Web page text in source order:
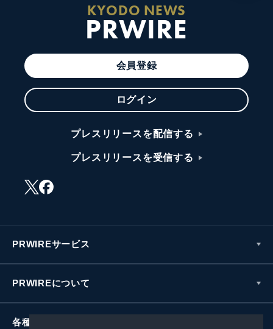
KYODO NEWS
PRWIRE
会員登録
ログイン
プレスリリースを配信する
プレスリリースを受信する
PRWIREサービス
PRWIREについて
各種お問い合わせ